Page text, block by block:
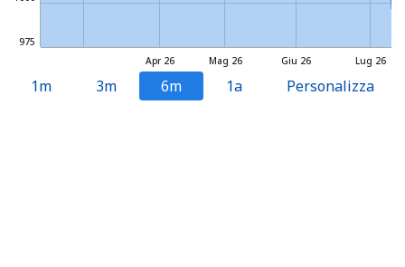
Mag 26 Lug 26
Apr 26 Giu 26
975
1m 3m 6m 1a Personalizza